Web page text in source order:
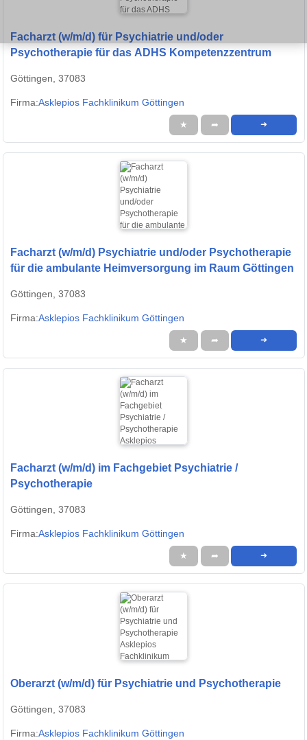
Facharzt (w/m/d) für Psychiatrie und/oder
Psychotherapie für das ADHS Kompetenzzentrum
Göttingen, 37083
Firma:Asklepios Fachklinikum Göttingen
★ ➦ ➜
Facharzt (w/m/d) Psychiatrie und/oder Psychotherapie
für die ambulante Heimversorgung im Raum Göttingen
Göttingen, 37083
Firma:Asklepios Fachklinikum Göttingen
★ ➦ ➜
Facharzt (w/m/d) im Fachgebiet Psychiatrie /
Psychotherapie
Göttingen, 37083
Firma:Asklepios Fachklinikum Göttingen
★ ➦ ➜
Oberarzt (w/m/d) für Psychiatrie und Psychotherapie
Göttingen, 37083
Firma:Asklepios Fachklinikum Göttingen